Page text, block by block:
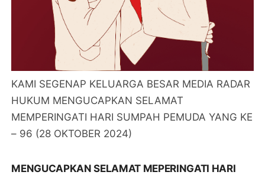
KAMI SEGENAP KELUARGA BESAR MEDIA RADAR
HUKUM MENGUCAPKAN SELAMAT
MEMPERINGATI HARI SUMPAH PEMUDA YANG KE
– 96 (28 OKTOBER 2024)
MENGUCAPKAN SELAMAT MEPERINGATI HARI